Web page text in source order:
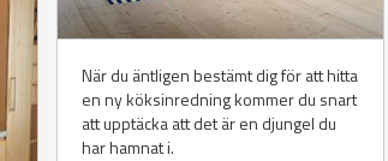
När du äntligen bestämt dig för att hitta
en ny köksinredning kommer du snart
att upptäcka att det är en djungel du
har hamnat i.